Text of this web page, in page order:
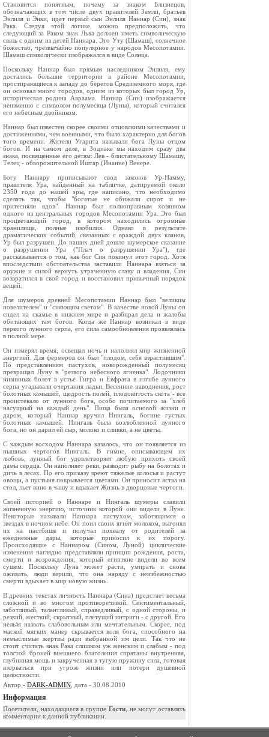
Становится понятным, почему за знаком Близнецов,
обозначающих в том числе двух правителей Земли, братьев
Энлиля и Энки, идет первый сын Энлиля Наннар (Син), знак
Рака. Следуя этой логике, можно предположить, что
следующий за Раком знак Льва должен иметь символическую
связь с одним из детей Наннара. Это Уту (Шамаш), солнечное
божество, чрезвычайно популярное у народов Месопотамии.
Шамаш символически изображался в виде Солнца.
Поскольку Наннар был прямым наследником Энлиля, ему
достались большие территории в районе Месопотамии,
простирающиеся к западу до берегов Средиземного моря, где
он основал много городов, одним из которых был город Ур,
историческая родина Авраама. Наннар (Син) изображается
неизменно с символом полумесяца (Луны), который считался
его небесным двойником.
Наннар был известен скорее своими отцовскими качествами и
достижениями, чем военными, что было характерно для богов
того времени. Жители Угарита называли бога Луны отцом
богов. И на самом деле, в Зодиаке мы находим сразу два
знака, посвященные его детям: Лев - блистательному Шамашу,
Телец - обворожительной Иштар (Инанне) Венере.
Богу Наннару приписывают свод законов Ур-Намму,
правителя Ура, найденный на табличке, датируемой около
2350 года до нашей эры, где написано, что необходимо
сделать так, чтобы "богатые не обижали сирот и не
притесняли вдов". Наннар был полноправным хозяином
одного из центральных городов Месопотамии Ура. Это был
процветающий город, в котором находились огромные
хранилища, полные изобилия. Однако в результате
драматических событий, связанных с враждой двух кланов,
Ур был разрушен. До наших дней дошло шумерское сказание
о разрушении Ура ("Плач о разрушении Ура"), где
рассказывается о том, как бог Син покинул этот город. Хотя
впоследствии обстоятельства заставили Наннара взяться за
оружие и силой вернуть утраченную славу и владения, Син
возвратился в свой город и восстановил привычный порядок
вещей.
Для шумеров древней Месопотамии Наннар был "великим
повелителем" и "сияющим светом". В качестве новой Луны он
сидел на скамье в нижнем мире и разбирал дела и жалобы
обитающих там богов. Когда же Наннар возникал в виде
первого лунного серпа, его сила самообновления проявлялась
в полной мере.
Он измерял время, освещал ночь и наполнял мир жизненной
энергией. Для фермеров он был "плодом, себя взрастившим".
По представлениям пастухов, новорожденный полумесяц
превращал Луну в "резвого небесного ягненка". Лодочники
низинных болот в устье Тигра и Евфрата в изгибе лунного
серпа угадывали очертания ладьи. Весенние наводнения, рост
болотных камышей, щедрость полей, плодовитость скота - все
проистекало от лунного бога, особо почитаемого за "хлеб
насущный на каждый день". Пища была основой жизни и
даром, который Наннар вручил Нингаль, богине густых
болотных камышей. Нингаль была возлюбленной лунного
бога, но он дарил ей сыр, молоко и сливки, а не цветы.
С каждым восходом Наннара казалось, что он появляется из
пышных чертогов Нингаль. В гимне, описывающем их
любовь, лунный бог удовлетворяет любую прихоть своей
дамы сердца. Он наполняет реки, разводит рыбу на болотах и
дичь в лесах. По его приказу зреют тяжелые колосья и растут
овощи, а пустыня покрывается цветами. Он приносит яства на
стол, льет вино в чашу и вдыхает Жизнь в дворцовые чертоги.
Своей историей о Наннаре и Нингаль шумеры славили
жизненную энергию, источник которой они видели в Луне.
Некоторые называли Наннара пастухом, заботящимся о
звездах в ночном небе. Он поил своих ягнят молоком, выгонял
их на пастбище и получал похвалу от родителей за
ежедневные дары, которые приносил к их порогу.
Происходящие с Наннаром (Сином, Луной) циклические
изменения наглядно представляли принцип рождения, роста,
смерти и возрождения, который египтяне видели во всем
сущем. Поскольку Луна может расти, умирать и снова
оживать, люди верили, что она наряду с неизбежностью
смерти вдыхает в мир новую жизнь.
В древних текстах личность Наннара (Сина) предстает весьма
сложной и во многом противоречивой. Сентиментальный,
заботливый, талантливый, справедливый, с одной стороны, и
резкий, жесткий, скрытный, плетущий интриги - с другой. Его
нельзя назвать слабовольным или мечтательным. Скорее, под
маской мягких манер скрывается воля бога, способного на
немыслимые жертвы ради выбранной им цели. Так что не
стоит считать знак Рака слишком уж женским и слабым - под
толстой броней внешнего благолепия спрятаны внутренняя,
глубинная мощь и закрученная в тугую пружину сила, готовая
взорваться при угрозе жизни или потери душевной
целостности.
Автор - DARK-ADMIN , дата - 30.08.2010
Информация
Посетители, находящиеся в группе Гости, не могут оставлять
комментарии к данной публикации.